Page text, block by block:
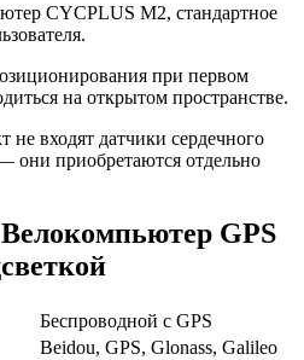
CYCPLUS M2, стандартное
при первом
на открытом пространстве.
не входят датчики сердечного
они приобретаются отдельно
Велокомпьютер GPS
Беспроводной с GPS
Beidou, GPS, Glonass, Galileo